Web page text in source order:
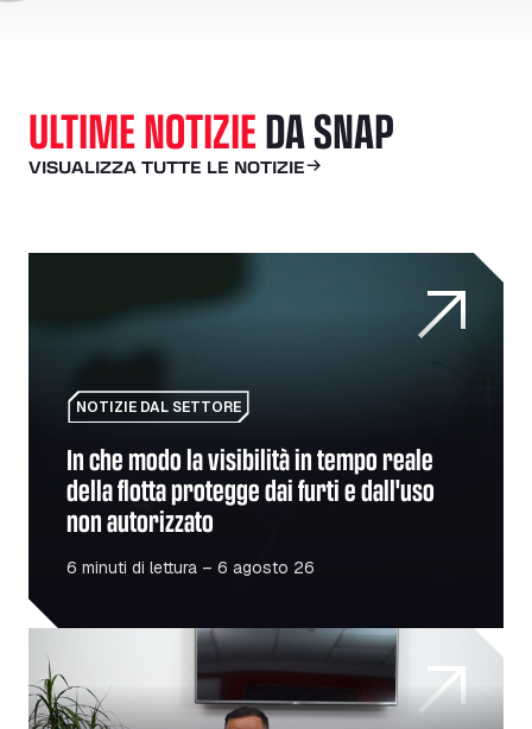
ULTIME NOTIZIEDA SNAP
VISUALIZZA TUTTE LE NOTIZIE
In che modo la visibilità in tempo reale della flotta
NOTIZIE DAL SETTORE
In che modo la visibilità in tempo reale
della flotta protegge dai furti e dall'uso
non autorizzato
6 minuti di lettura – 6 agosto 26
Dalla difficoltà alla forza: come Darren Wright sta